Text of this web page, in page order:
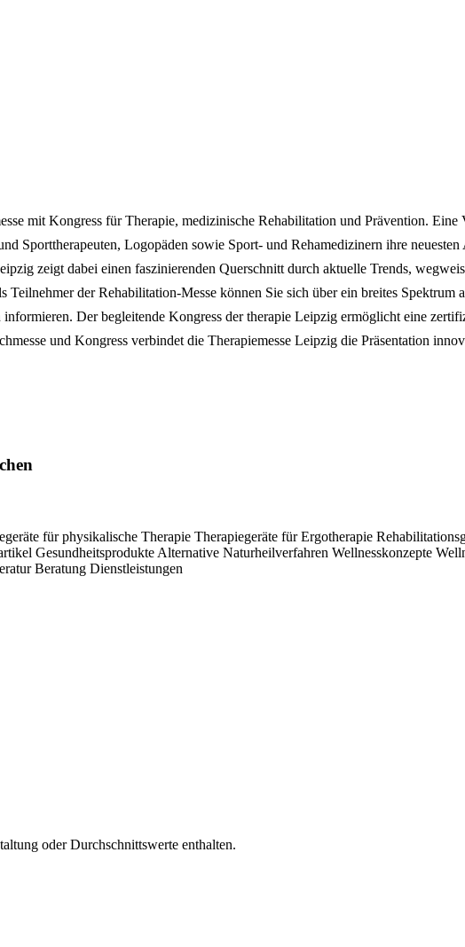
mit Kongress für Therapie, medizinische Rehabilitation und Prävention.
Sporttherapeuten, Logopäden sowie Sport- und Rehamedizinern ihre
zeigt dabei einen faszinierenden Querschnitt durch aktuelle Trends,
Teilnehmer der Rehabilitation-Messe können Sie sich über ein breites
Der begleitende Kongress der therapie Leipzig ermöglicht eine
und Kongress verbindet die Therapiemesse Leipzig die Präsentation
für physikalische Therapie Therapiegeräte für Ergotherapie
Gesundheitsprodukte Alternative Naturheilverfahren Wellnesskonzepte
Beratung Dienstleistungen
oder Durchschnittswerte enthalten.